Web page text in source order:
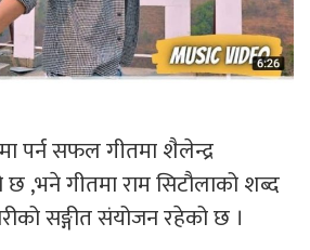
पर्न सफल गीतमा शैलेन्द्र
,भने गीतमा राम सिटौलाको शब्द
सङ्गीत संयोजन रहेको छ ।